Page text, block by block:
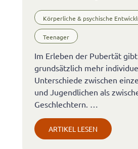
Körperliche & psychische
Teenager
Im Erleben der Pubertät
grundsätzlich mehr
Unterschiede zwischen
und Jugendlichen als
Geschlechtern. …
ARTIKEL LESEN